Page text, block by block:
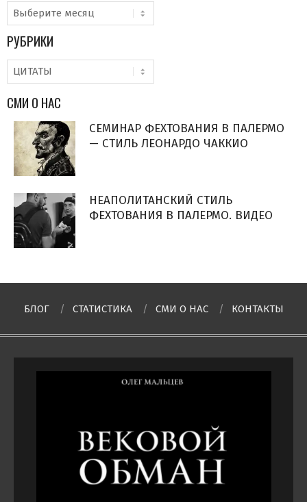
Архивы
РУБРИКИ
Рубрики
СМИ О НАС
СЕМИНАР ФЕХТОВАНИЯ В ПАЛЕРМО
— СТИЛЬ ЛЕОНАРДО ЧАККИО
НЕАПОЛИТАНСКИЙ СТИЛЬ
ФЕХТОВАНИЯ В ПАЛЕРМО. ВИДЕО
БЛОГ СТАТИСТИКА СМИ О НAC КОНТАКТЫ